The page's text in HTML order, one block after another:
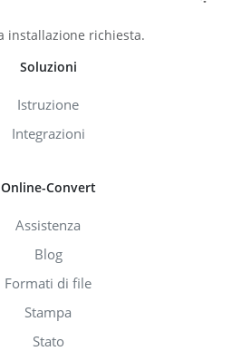
installazione richiesta.
Soluzioni
Istruzione
Integrazioni
Online-Convert
Assistenza
Blog
Formati di file
Stampa
Stato